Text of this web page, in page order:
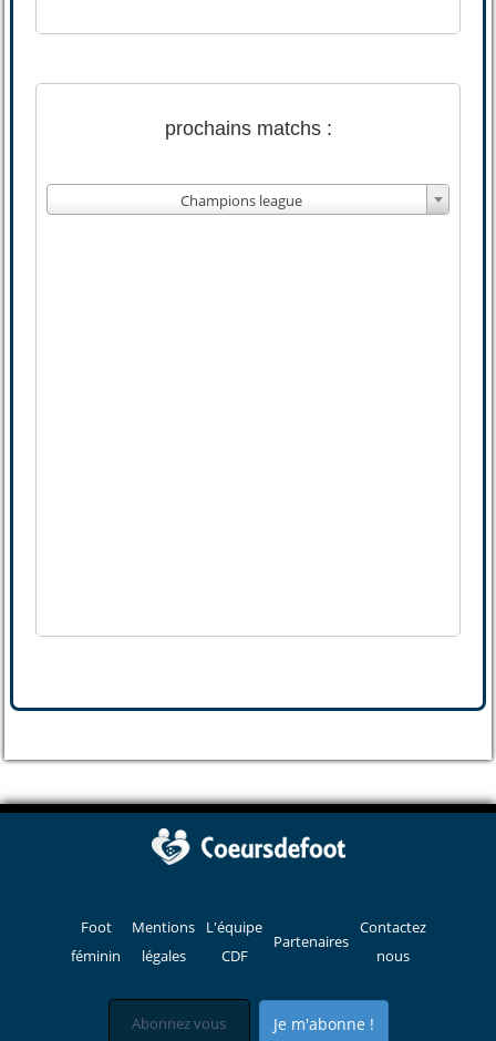
prochains matchs :
Champions league
Foot
féminin
Mentions
légales
L'équipe
CDF
Partenaires
Contactez
nous
Je m'abonne !